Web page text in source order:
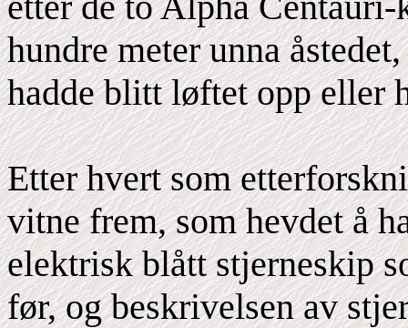
hundre meter unna
hadde blitt løftet opp eller
Etter hvert som
vitne frem, som hevdet å
elektrisk blått stjerneskip
før, og beskrivelsen av